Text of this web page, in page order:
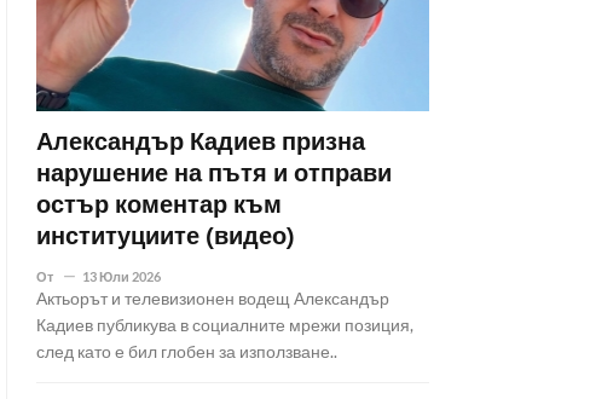
Александър Кадиев призна
нарушение на пътя и отправи
остър коментар към
институциите (видео)
От 13 Юли 2026
Актьорът и телевизионен водещ Александър
Кадиев публикува в социалните мрежи позиция,
след като е бил глобен за използване..